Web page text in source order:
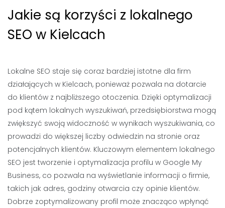
Jakie są korzyści z lokalnego
SEO w Kielcach
Lokalne SEO staje się coraz bardziej istotne dla firm
działających w Kielcach, ponieważ pozwala na dotarcie
do klientów z najbliższego otoczenia. Dzięki optymalizacji
pod kątem lokalnych wyszukiwań, przedsiębiorstwa mogą
zwiększyć swoją widoczność w wynikach wyszukiwania, co
prowadzi do większej liczby odwiedzin na stronie oraz
potencjalnych klientów. Kluczowym elementem lokalnego
SEO jest tworzenie i optymalizacja profilu w Google My
Business, co pozwala na wyświetlanie informacji o firmie,
takich jak adres, godziny otwarcia czy opinie klientów.
Dobrze zoptymalizowany profil może znacząco wpłynąć